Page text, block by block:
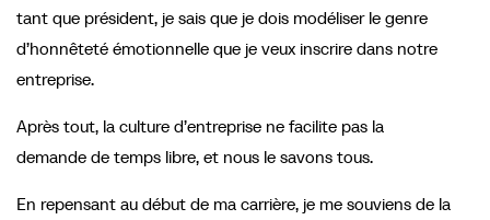
tant que président, je sais que je dois modéliser le genre
d’honnêteté émotionnelle que je veux inscrire dans notre
entreprise.
Après tout, la culture d’entreprise ne facilite pas la
demande de temps libre, et nous le savons tous.
En repensant au début de ma carrière, je me souviens de la